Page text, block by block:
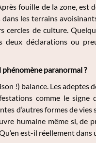
fouille de la zone, est
les terrains
cercles de culture.
deux déclarations ou
paranormal ?
!) balance. Les
comme le signe
d’autres formes de
humaine même si, de
est-il réellement dans